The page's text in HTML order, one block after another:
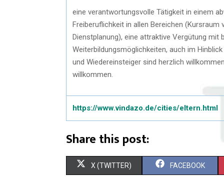
eine verantwortungsvolle Tätigkeit in einem
Freiberuflichkeit in allen Bereichen
Dienstplanung), eine attraktive Vergütung
Weiterbildungsmöglichkeiten, auch im
und Wiedereinsteiger sind herzlich
willkommen.
https://www.vindazo.de/cities/eltern.html
Share this post:
X (TWITTER) FACEBOOK